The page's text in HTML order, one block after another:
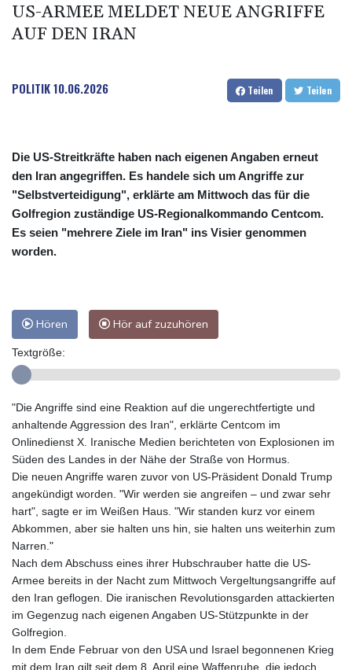
syrischem Bürgerkrieg
Urteil in Prozess um tödlichen Autoanschlag auf Verdi-
US-ARMEE MELDET NEUE ANGRIFFE
AUF DEN IRAN
POLITIK10.06.2026 Teilen Teilen
Die US-Streitkräfte haben nach eigenen Angaben erneut
den Iran angegriffen. Es handele sich um Angriffe zur
"Selbstverteidigung", erklärte am Mittwoch das für die
Golfregion zuständige US-Regionalkommando Centcom.
Es seien "mehrere Ziele im Iran" ins Visier genommen
worden.
Hören Hör auf zuzuhören
Textgröße:
"Die Angriffe sind eine Reaktion auf die ungerechtfertigte und
anhaltende Aggression des Iran", erklärte Centcom im
Onlinedienst X. Iranische Medien berichteten von Explosionen im
Süden des Landes in der Nähe der Straße von Hormus.
Die neuen Angriffe waren zuvor von US-Präsident Donald Trump
angekündigt worden. "Wir werden sie angreifen – und zwar sehr
hart", sagte er im Weißen Haus. "Wir standen kurz vor einem
Abkommen, aber sie halten uns hin, sie halten uns weiterhin zum
Narren."
Nach dem Abschuss eines ihrer Hubschrauber hatte die US-
Armee bereits in der Nacht zum Mittwoch Vergeltungsangriffe auf
den Iran geflogen. Die iranischen Revolutionsgarden attackierten
im Gegenzug nach eigenen Angaben US-Stützpunkte in der
Golfregion.
In dem Ende Februar von den USA und Israel begonnenen Krieg
mit dem Iran gilt seit dem 8. April eine Waffenruhe, die jedoch